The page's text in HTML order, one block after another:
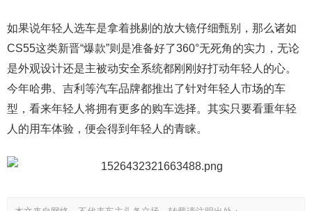
如果说年轻人选车是拿着挑剔的放大镜仔细甄别，那么诸如
CS55这类新晋“爆款”则是准备好了360°无死角的实力，无论
是外观设计还是主被动安全系统都刚刚好打动年轻人的心。
今年哈弗、吉利等汽车品牌都推出了针对年轻人市场的车
型，看来年轻人将拥有更多的购车选择。其实只要看重年轻
人的用车体验，便会得到年轻人的青睐。